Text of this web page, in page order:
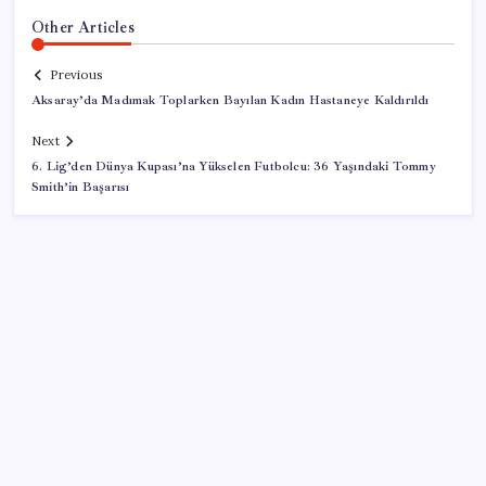
Other Articles
Previous
Aksaray’da Madımak Toplarken Bayılan Kadın Hastaneye Kaldırıldı
Next
6. Lig’den Dünya Kupası’na Yükselen Futbolcu: 36 Yaşındaki Tommy
Smith’in Başarısı